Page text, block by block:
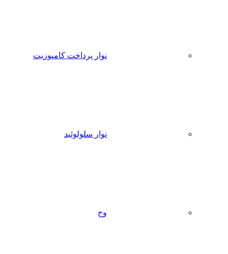
نوار پرداخت کامپوزیت
نوار سلولوئید
وج